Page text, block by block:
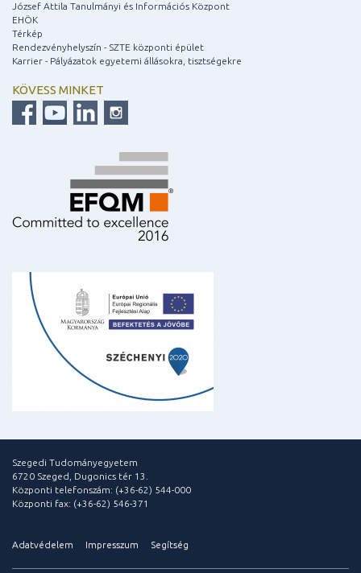
József Attila Tanulmányi és Információs Központ
EHÖK
Térkép
Rendezvényhelyszín - SZTE központi épület
Karrier - Pályázatok egyetemi állásokra, tisztségekre
KÖVESS MINKET
Szegedi Tudományegyetem
6720 Szeged, Dugonics tér 13.
Központi telefonszám: (+36-62) 544-000
Központi fax: (+36-62) 546-371
Adatvédelem Impresszum Segítség